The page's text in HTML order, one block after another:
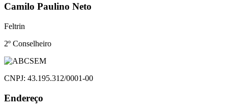
Camilo Paulino Neto
Feltrin
2º Conselheiro
CNPJ: 43.195.312/0001-00
Endereço